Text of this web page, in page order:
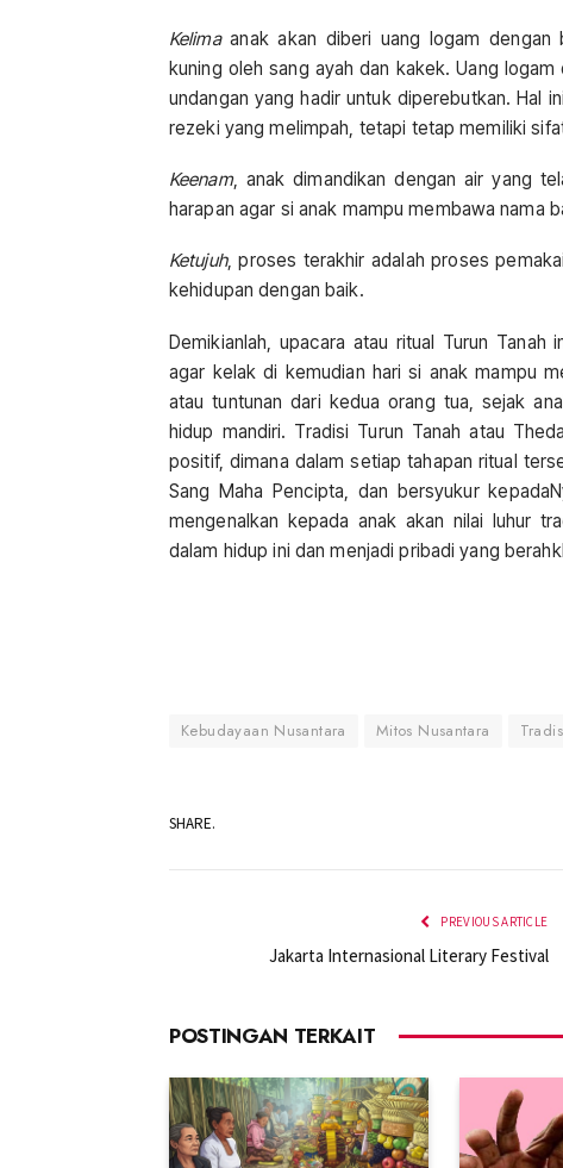
Kelimaanak akan diberi uang logam dengan
kuning oleh sang ayah dan kakek. Uang
undangan yang hadir untuk diperebutkan. Hal
rezeki yang melimpah, tetapi tetap memiliki
Keenam, anak dimandikan dengan air yang
harapan agar si anak mampu membawa nama
Ketujuh, proses terakhir adalah proses
kehidupan dengan baik.
Demikianlah, upacara atau ritual Turun Tanah
agar kelak di kemudian hari si anak mampu
atau tuntunan dari kedua orang tua, sejak
hidup mandiri. Tradisi Turun Tanah atau
positif, dimana dalam setiap tahapan ritual
Sang Maha Pencipta, dan bersyukur
mengenalkan kepada anak akan nilai luhur
dalam hidup ini dan menjadi pribadi yang
Kebudayaan Nusantara Mitos Nusantara
SHARE.
PREVIOUS ARTICLE
Jakarta Internasional Literary Festival
POSTINGAN TERKAIT